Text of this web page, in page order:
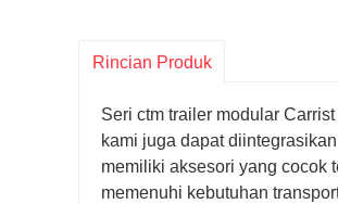
Rincian Produk
Seri ctm trailer modular
kami juga dapat
memiliki aksesori yang cocok
memenuhi kebutuhan